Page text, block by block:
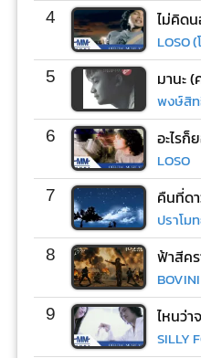
4 ไม่คิด
LOSO
5 มานะ
พงษ์สิ
6 อะไร
LOSO
7 คืนที่ด
ปราโม
8 ฟ้าสีค
BOVINI
9
SILLY